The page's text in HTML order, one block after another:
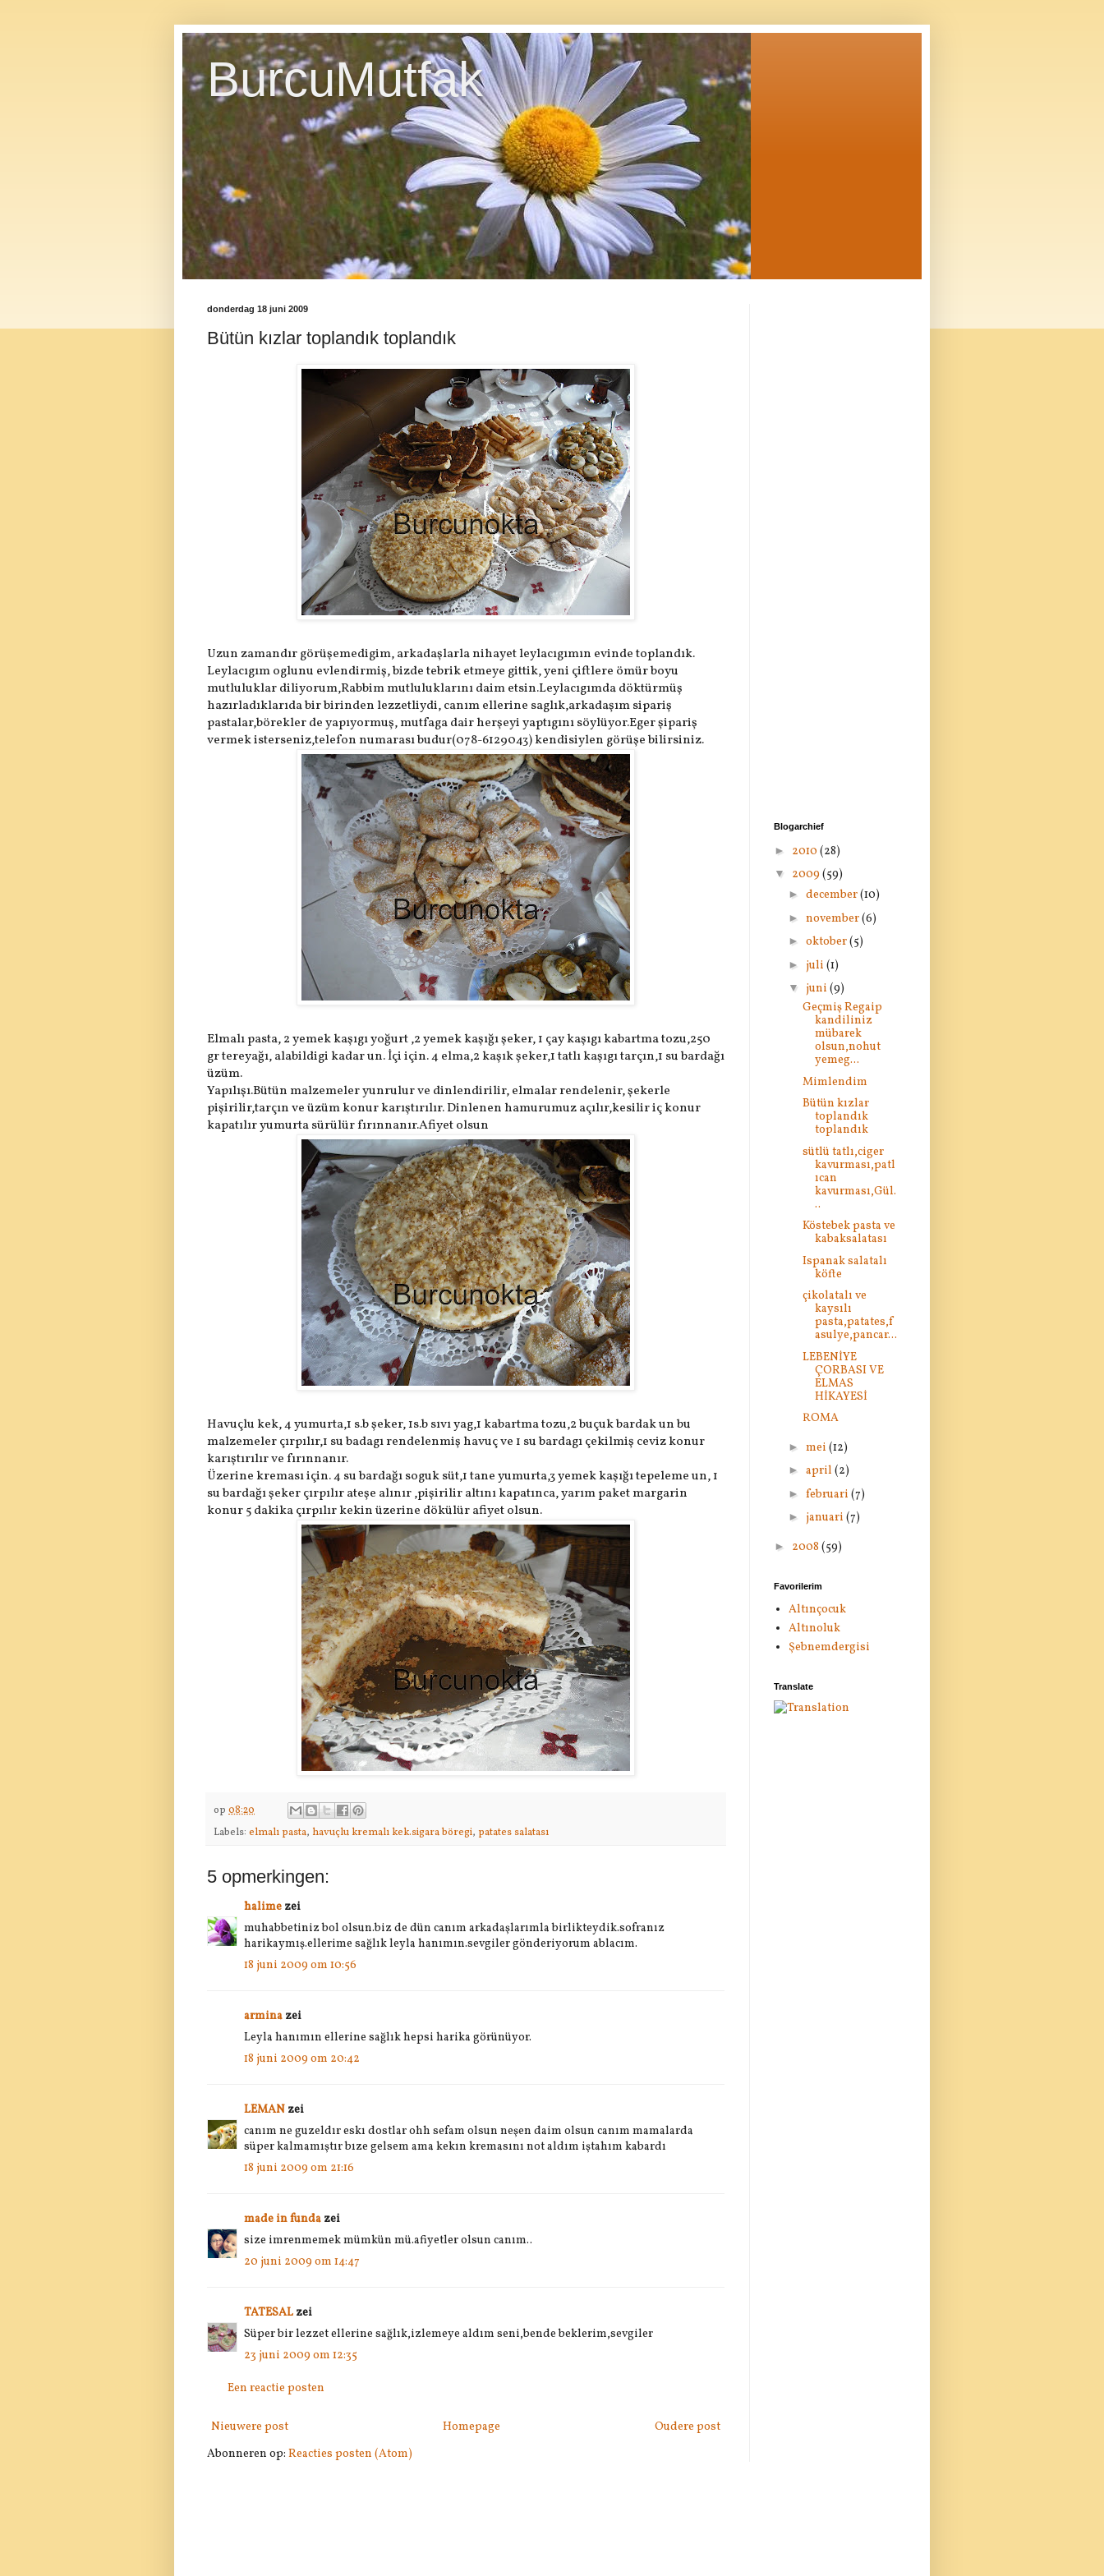
BurcuMutfak
donderdag 18 juni 2009
Bütün kızlar toplandık toplandık
Uzun zamandır görüşemedigim, arkadaşlarla nihayet leylacıgımın evinde toplandık.
Leylacıgım oglunu evlendirmiş, bizde tebrik etmeye gittik, yeni çiftlere ömür boyu
mutluluklar diliyorum,Rabbim mutluluklarını daim etsin.Leylacıgımda döktürmüş
hazırladıklarıda bir birinden lezzetliydi, canım ellerine saglık,arkadaşım sipariş
pastalar,börekler de yapıyormuş, mutfaga dair herşeyi yaptıgını söylüyor.Eger şipariş
vermek isterseniz,telefon numarası budur(078-6129043) kendisiylen görüşe bilirsiniz.
Elmalı pasta, 2 yemek kaşıgı yoğurt ,2 yemek kaşığı şeker, 1 çay kaşıgı kabartma tozu,250
gr tereyağı, alabildigi kadar un. İçi için. 4 elma,2 kaşık şeker,1 tatlı kaşıgı tarçın,1 su bardağı
üzüm.
Yapılışı.Bütün malzemeler yunrulur ve dinlendirilir, elmalar rendelenir, şekerle
pişirilir,tarçın ve üzüm konur karıştırılır. Dinlenen hamurumuz açılır,kesilir iç konur
kapatılır yumurta sürülür fırınnanır.Afiyet olsun
Havuçlu kek, 4 yumurta,1 s.b şeker, 1s.b sıvı yag,1 kabartma tozu,2 buçuk bardak un bu
malzemeler çırpılır,1 su badagı rendelenmiş havuç ve 1 su bardagı çekilmiş ceviz konur
karıştırılır ve fırınnanır.
Üzerine kreması için. 4 su bardağı soguk süt,1 tane yumurta,3 yemek kaşığı tepeleme un, 1
su bardağı şeker çırpılır ateşe alınır ,pişirilir altını kapatınca, yarım paket margarin
konur 5 dakika çırpılır kekin üzerine dökülür afiyet olsun.
op 08:20
Labels: elmalı pasta, havuçlu kremalı kek.sigara böregi, patates salatası
5 opmerkingen:
halime zei
muhabbetiniz bol olsun.biz de dün canım arkadaşlarımla birlikteydik.sofranız
harikaymış.ellerime sağlık leyla hanımın.sevgiler gönderiyorum ablacım.
18 juni 2009 om 10:56
armina zei
Leyla hanımın ellerine sağlık hepsi harika görünüyor.
18 juni 2009 om 20:42
LEMAN zei
canım ne guzeldır eskı dostlar ohh sefam olsun neşen daim olsun canım mamalarda
süper kalmamıştır bıze gelsem ama kekın kremasını not aldım iştahım kabardı
18 juni 2009 om 21:16
made in funda zei
size imrenmemek mümkün mü.afiyetler olsun canım..
20 juni 2009 om 14:47
TATESAL zei
Süper bir lezzet ellerine sağlık,izlemeye aldım seni,bende beklerim,sevgiler
23 juni 2009 om 12:35
Een reactie posten
Nieuwere post Oudere post
Homepage
Abonneren op: Reacties posten (Atom)
Blogarchief
► 2010 (28)
▼ 2009 (59)
► december(10)
► november(6)
► oktober(5)
► juli (1)
▼ juni (9)
Geçmiş Regaip
kandiliniz
mübarek
olsun,nohut
yemeg...
Mimlendim
Bütün kızlar
toplandık
toplandık
sütlü tatlı,ciger
kavurması,patl
ıcan
kavurması,Gül.
..
Köstebek pasta ve
kabaksalatası
Ispanak salatalı
köfte
çikolatalı ve
kaysılı
pasta,patates,f
asulye,pancar...
LEBENİYE
ÇORBASI VE
ELMAS
HİKAYESİ
ROMA
► mei (12)
► april (2)
► februari (7)
► januari (7)
► 2008 (59)
Favorilerim
Altınçocuk
Altınoluk
Şebnemdergisi
Translate